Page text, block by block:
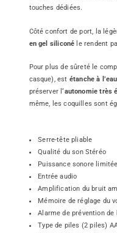
touches dédiées.
Côté confort de port, la
en gel siliconé le rendent
Pour plus de sûreté le
casque), est étanche à l’eau
préserver l‘autonomie très
même, les coquilles sont
Serre-tête pliable
Qualité du son Stéréo
Puissance sonore
Entrée audio
Amplification du bruit
Mémoire de réglage du
Alarme de prévention
Type de piles (2 piles)